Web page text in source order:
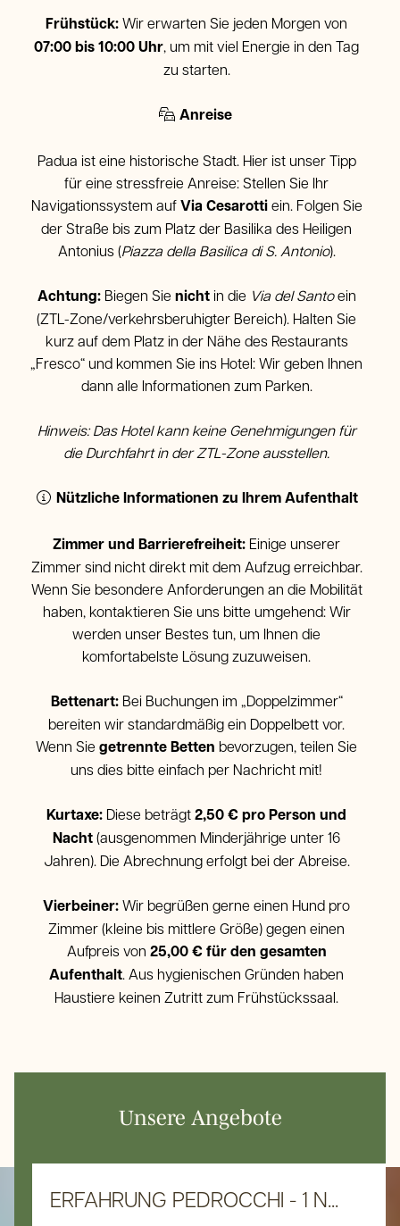
Frühstück:Wir erwarten Sie jeden Morgen von
07:00 bis 10:00 Uhr, um mit viel Energie in den Tag
zu starten.
Anreise
Padua ist eine historische Stadt. Hier ist unser Tipp
für eine stressfreie Anreise: Stellen Sie Ihr
Navigationssystem aufVia Cesarottiein. Folgen Sie
der Straße bis zum Platz der Basilika des Heiligen
Antonius (Piazza della Basilica di S. Antonio).
Achtung:Biegen Sie nichtin die Via del Santoein
(ZTL-Zone/verkehrsberuhigter Bereich). Halten Sie
kurz auf dem Platz in der Nähe des Restaurants
„Fresco“ und kommen Sie ins Hotel: Wir geben Ihnen
dann alle Informationen zum Parken.
Hinweis: Das Hotel kann keine Genehmigungen für
die Durchfahrt in der ZTL-Zone ausstellen.
Nützliche Informationen zu Ihrem Aufenthalt
Zimmer und Barrierefreiheit: Einige unserer
Zimmer sind nicht direkt mit dem Aufzug erreichbar.
Wenn Sie besondere Anforderungen an die Mobilität
haben, kontaktieren Sie uns bitte umgehend: Wir
werden unser Bestes tun, um Ihnen die
komfortabelste Lösung zuzuweisen.
Bettenart:Bei Buchungen im „Doppelzimmer“
bereiten wir standardmäßig ein Doppelbett vor.
Wenn Sie getrennte Betten bevorzugen, teilen Sie
uns dies bitte einfach per Nachricht mit!
Kurtaxe: Diese beträgt2,50 € pro Person und
Nacht(ausgenommen Minderjährige unter 16
Jahren). Die Abrechnung erfolgt bei der Abreise.
Vierbeiner:Wir begrüßen gerne einen Hund pro
Zimmer (kleine bis mittlere Größe) gegen einen
Aufpreis von 25,00 € für den gesamten
Aufenthalt. Aus hygienischen Gründen haben
Haustiere keinen Zutritt zum Frühstückssaal.
Unsere Angebote
ERFAHRUNG PEDROCCHI - 1 N...